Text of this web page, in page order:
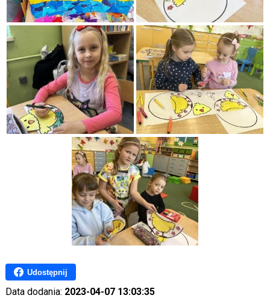
Udostępnij
Data dodania: 2023-04-07 13:03:35